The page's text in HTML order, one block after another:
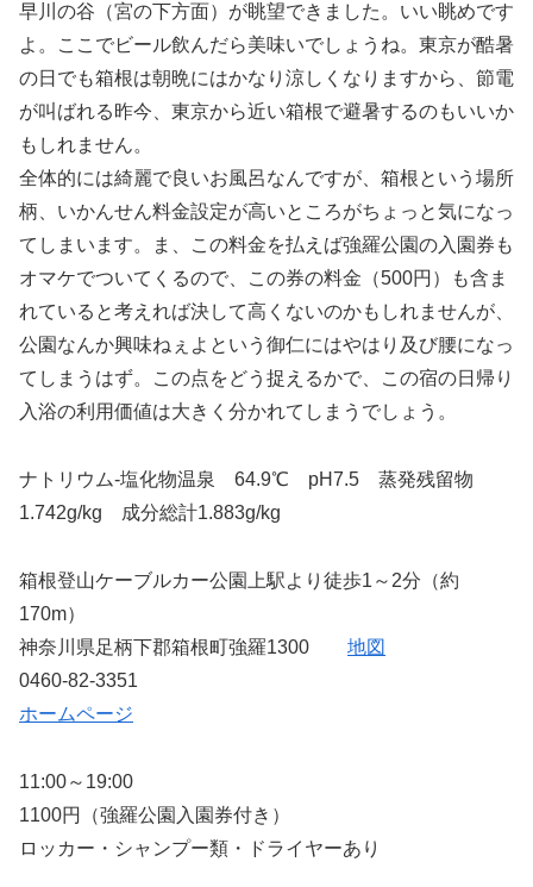
早川の谷（宮の下方面）が眺望できました。いい眺めです
よ。ここでビール飲んだら美味いでしょうね。東京が酷暑
の日でも箱根は朝晩にはかなり涼しくなりますから、節電
が叫ばれる昨今、東京から近い箱根で避暑するのもいいか
もしれません。
全体的には綺麗で良いお風呂なんですが、箱根という場所
柄、いかんせん料金設定が高いところがちょっと気になっ
てしまいます。ま、この料金を払えば強羅公園の入園券も
オマケでついてくるので、この券の料金（500円）も含ま
れていると考えれば決して高くないのかもしれませんが、
公園なんか興味ねぇよという御仁にはやはり及び腰になっ
てしまうはず。この点をどう捉えるかで、この宿の日帰り
入浴の利用価値は大きく分かれてしまうでしょう。
ナトリウム-塩化物温泉 64.9℃ pH7.5 蒸発残留物
1.742g/kg 成分総計1.883g/kg
箱根登山ケーブルカー公園上駅より徒歩1～2分（約
170m）
神奈川県足柄下郡箱根町強羅1300 地図
0460-82-3351
ホームページ
11:00～19:00
1100円（強羅公園入園券付き）
ロッカー・シャンプー類・ドライヤーあり